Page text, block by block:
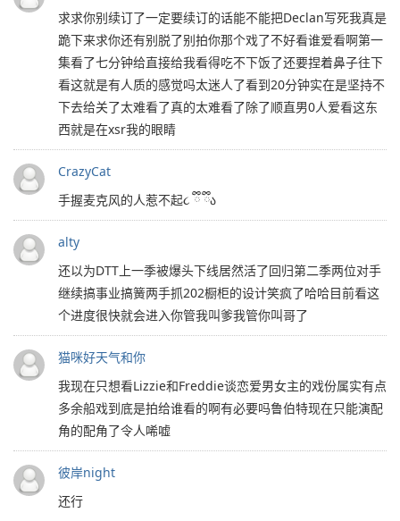
求求你别续订了一定要续订的话能不能把Declan写死我真是
跪下来求你还有别脱了别拍你那个戏了不好看谁爱看啊第一
集看了七分钟给直接给我看得吃不下饭了还要捏着鼻子往下
看这就是有人质的感觉吗太迷人了看到20分钟实在是坚持不
下去给关了太难看了真的太难看了除了顺直男0人爱看这东
西就是在xsr我的眼睛
CrazyCat
手握麦克风的人惹不起૮ ྀི ྀིა
alty
还以为DTT上一季被爆头下线居然活了回归第二季两位对手
继续搞事业搞簧两手抓202橱柜的设计笑疯了哈哈目前看这
个进度很快就会进入你管我叫爹我管你叫哥了
猫咪好天气和你
我现在只想看Lizzie和Freddie谈恋爱男女主的戏份属实有点
多余船戏到底是拍给谁看的啊有必要吗鲁伯特现在只能演配
角的配角了令人唏嘘
彼岸night
还行